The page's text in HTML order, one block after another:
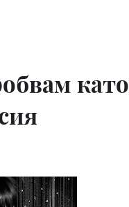
като